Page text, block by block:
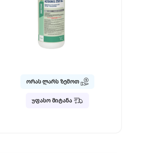
ორას ლარს ზემოთ
უფასო მიტანა